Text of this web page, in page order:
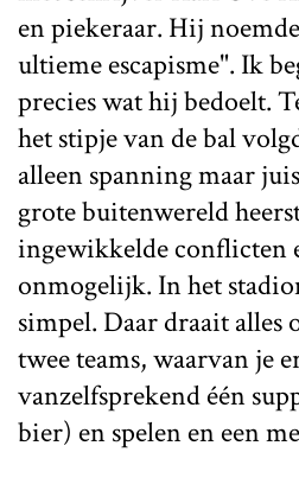
en piekeraar. Hij
ultieme escapisme". Ik
precies wat hij bedoelt.
het stipje van de bal
alleen spanning maar
grote buitenwereld
ingewikkelde conflicten
onmogelijk. In het
simpel. Daar draait alles
twee teams, waarvan je
vanzelfsprekend één
bier) en spelen en een